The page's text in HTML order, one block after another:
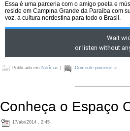
Essa é uma parceria com o amigo poeta e
reside em Campina Grande da Paraíba com
voz, a cultura nordestina para todo o Brasil.
Publicado em Notícias Comente primeiro! »
Conheça o Espaço
17/abr/2014 . 2:45